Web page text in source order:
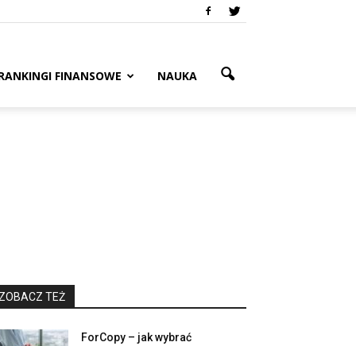
FINANSOWE NAUKA
ZOBACZ TEŻ
ForCopy – jak wybrać